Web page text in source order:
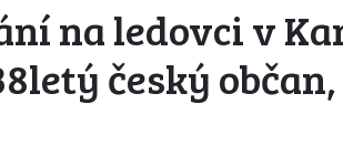
na ledovci v
český